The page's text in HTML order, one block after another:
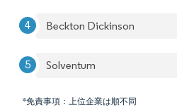
Beckton Dickinson
Solventum
*免責事項：上位企業は順不同